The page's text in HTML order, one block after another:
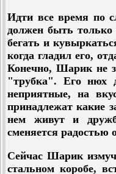
Идти все время по
должен быть только
бегать и
когда гладил его,
Конечно, Шарик не
"трубка". Его нюх
неприятные, на
принадлежат какие
нем живут и
сменяется радостью
Сейчас Шарик
стальном коробе,